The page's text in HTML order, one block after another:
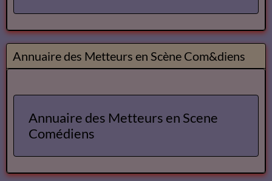
Annuaire des Metteurs en Scène Com&diens
Annuaire des Metteurs en Scene
Comédiens